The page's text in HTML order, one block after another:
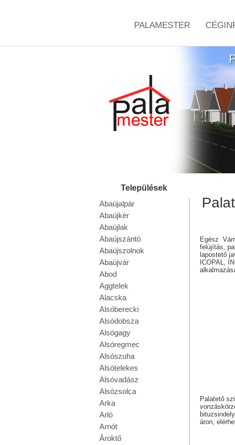
PALAMESTER
Abaújalpár
Abaújkér
Abaújlak
Abaújszántó
Abaújszolnok
Abaújvár
Abod
Aggtelek
Alacska
Alsóberecki
Alsódobsza
Alsógagy
Alsóregmec
Alsószuha
Alsótelekes
Alsóvadász
Alsózsolca
Arka
Arló
Arnót
Ároktő
Egész
felújítás,
lapostető
ICOPAL,
Palatető
áron,